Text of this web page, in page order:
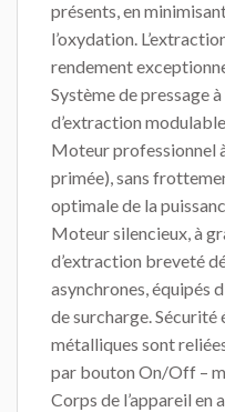
présents, en
l’oxydation.
rendement
Système de pressage
d’extraction
Moteur professionnel
primée), sans
optimale de la
Moteur silencieux, à
d’extraction breveté
asynchrones, équipés
de surcharge.
métalliques sont
par bouton On/Off –
Corps de l’appareil en